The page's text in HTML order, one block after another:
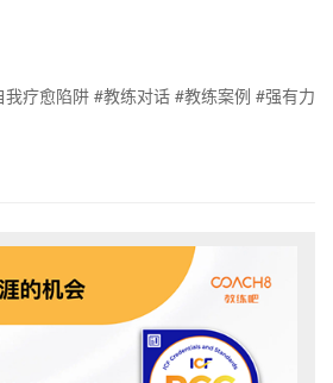
疗愈陷阱 #教练对话 #教练案例 #强有力